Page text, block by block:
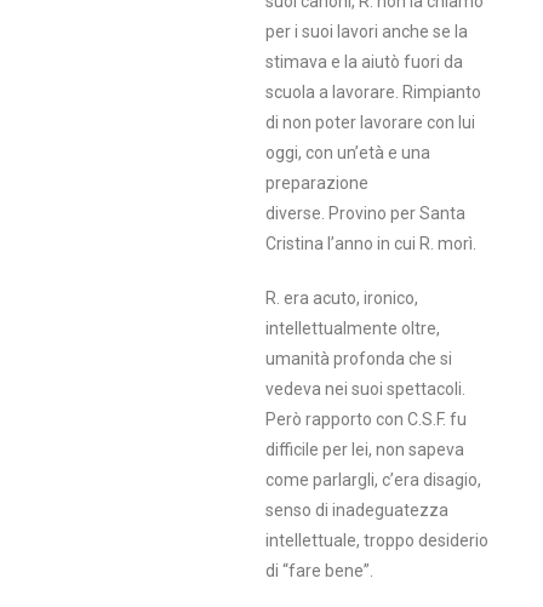
per i suoi lavori anche se la
stimava e la aiutò fuori da
scuola a lavorare. Rimpianto
di non poter lavorare con lui
oggi, con un’età e una
preparazione
diverse. Provino per Santa
Cristina l’anno in cui R. morì.
R. era acuto, ironico,
intellettualmente oltre,
umanità profonda che si
vedeva nei suoi spettacoli.
Però rapporto con C.S.F. fu
difficile per lei, non sapeva
come parlargli, c’era disagio,
senso di inadeguatezza
intellettuale, troppo desiderio
di “fare bene”.